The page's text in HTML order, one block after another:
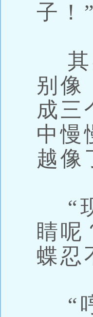
子！
其
别像
成三
中慢
越像
“现
睛呢
蝶忍
“哼